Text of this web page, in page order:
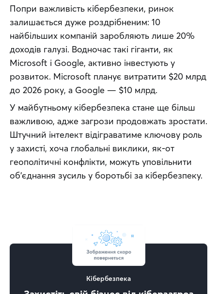
Попри важливість кібербезпеки, ринок
залишається дуже роздрібненим: 10
найбільших компаній заробляють лише 20%
доходів галузі. Водночас такі гіганти, як
Microsoft і Google, активно інвестують у
розвиток. Microsoft планує витратити $20 млрд
до 2026 року, а Google — $10 млрд.
У майбутньому кібербезпека стане ще більш
важливою, адже загрози продовжать зростати.
Штучний інтелект відіграватиме ключову роль
у захисті, хоча глобальні виклики, як-от
геополітичні конфлікти, можуть уповільнити
об'єднання зусиль у боротьбі за кібербезпеку.
Кібербезпека